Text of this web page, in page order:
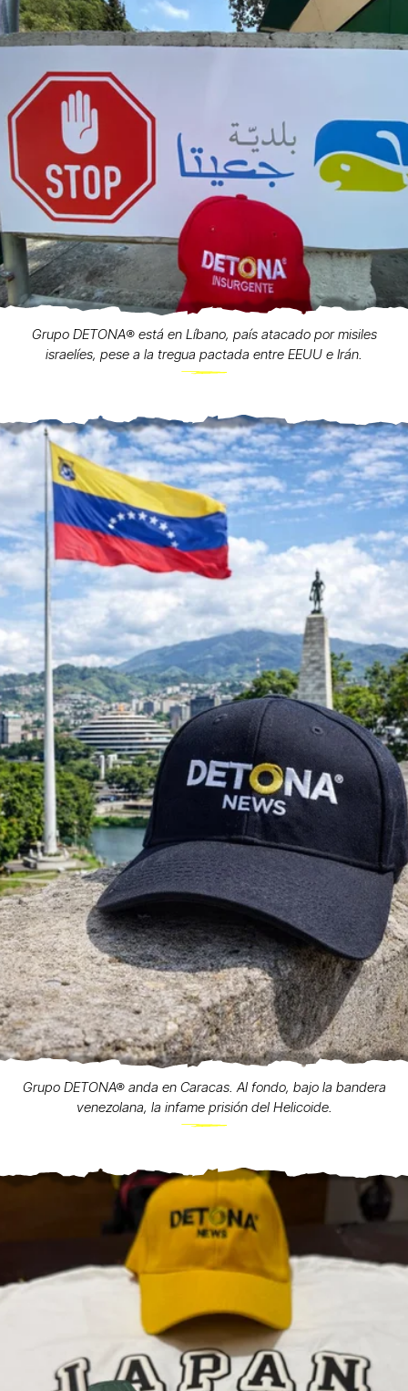
Grupo DETONA®️ está en Líbano, país atacado por misiles
israelíes, pese a la tregua pactada entre EEUU e Irán.
Grupo DETONA® anda en Caracas. Al fondo, bajo la bandera
venezolana, la infame prisión del Helicoide.